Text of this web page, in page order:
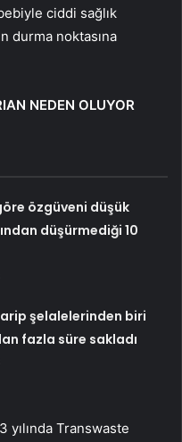
ciddi sağlık
durma noktasına
NEDEN OLUYOR
özgüveni düşük
düşürmediği 10
şelalelerinden biri
fazla süre sakladı
yılında Transwaste